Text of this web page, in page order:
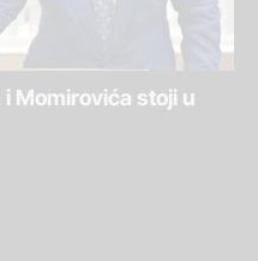
Momirovića stoji u